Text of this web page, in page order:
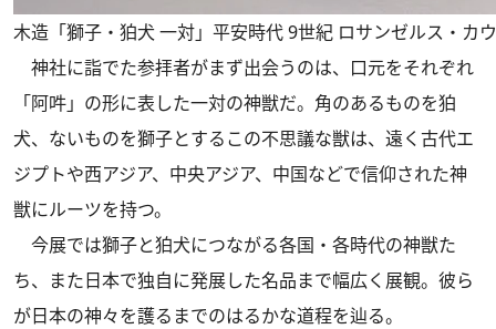
木造「獅子・狛犬 一対」平安時代 9世紀 ロサンゼルス・カ
神社に詣でた参拝者がまず出会うのは、口元をそれぞれ
「阿吽」の形に表した一対の神獣だ。角のあるものを狛
犬、ないものを獅子とするこの不思議な獣は、遠く古代エ
ジプトや西アジア、中央アジア、中国などで信仰された神
獣にルーツを持つ。
今展では獅子と狛犬につながる各国・各時代の神獣た
ち、また日本で独自に発展した名品まで幅広く展観。彼ら
が日本の神々を護るまでのはるかな道程を辿る。